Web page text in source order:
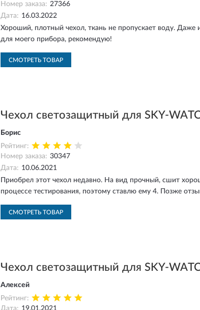
Номер заказа: 27366
Дата: 16.03.2022
Хороший, плотный чехол, ткань не пропускает воду. Даже
для моего прибора, рекомендую!
СМОТРЕТЬ ТОВАР
Чехол светозащитный для SKY-
Борис
Рейтинг:
Номер заказа: 30347
Дата: 10.06.2021
Приобрел этот чехол недавно. На вид прочный, сшит
процессе тестирования, поэтому ставлю ему 4. Позже
СМОТРЕТЬ ТОВАР
Чехол светозащитный для SKY-
Алексей
Рейтинг:
Дата: 19.01.2021